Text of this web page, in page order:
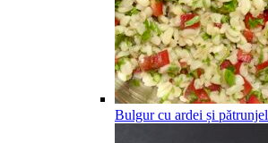
Bulgur cu ardei și pătrunjel